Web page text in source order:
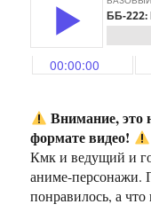
Внимание,
формате видео!
Кмк и ведущий и
аниме-персонажи.
понравилось, а что